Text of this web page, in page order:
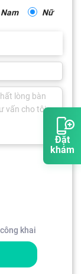
Đặt
khám
Nam Nữ
khai